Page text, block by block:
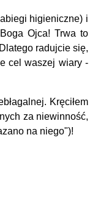
higieniczne) i
Ojca! Trwa to
Dlatego radujcie się,
cel waszej wiary -
Kręciłem
za niewinność,
na niego")!